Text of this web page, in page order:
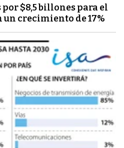
$8,5 billones para el
crecimiento de 17%